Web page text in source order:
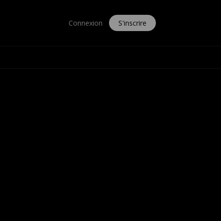
Connexion S'inscrire